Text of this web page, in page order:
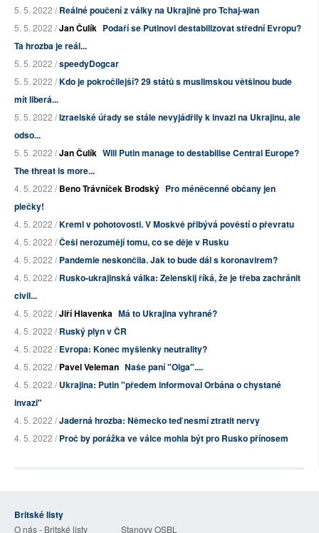
5. 5. 2022 /Reálné poučení z války na Ukrajině pro Tchaj-wan
5. 5. 2022 /Jan Čulík Podaří se Putinovi destabilizovat střední Evropu?
Ta hrozba je reál...
5. 5. 2022 /speedyDogcar
5. 5. 2022 /Kdo je pokročilejší? 29 států s muslimskou většinou bude
mít liberá...
5. 5. 2022 /Izraelské úřady se stále nevyjádřily k invazi na Ukrajinu, ale
odso...
5. 5. 2022 /Jan Čulík Will Putin manage to destabilise Central Europe?
The threat is more...
4. 5. 2022 /Beno Trávníček Brodský Pro méněcenné občany jen
plečky!
4. 5. 2022 /Kreml v pohotovosti. V Moskvě přibývá pověstí o převratu
4. 5. 2022 /Češi nerozumějí tomu, co se děje v Rusku
4. 5. 2022 /Pandemie neskončila. Jak to bude dál s koronavirem?
4. 5. 2022 /Rusko-ukrajinská válka: Zelenskij říká, že je třeba zachránit
civil...
4. 5. 2022 /Jiří Hlavenka Má to Ukrajina vyhrané?
4. 5. 2022 /Ruský plyn v ČR
4. 5. 2022 /Evropa: Konec myšlenky neutrality?
4. 5. 2022 /Pavel Veleman Naše paní "Olga"....
4. 5. 2022 /Ukrajina: Putin "předem informoval Orbána o chystané
invazi"
4. 5. 2022 /Jaderná hrozba: Německo teď nesmí ztratit nervy
4. 5. 2022 /Proč by porážka ve válce mohla být pro Rusko přínosem
Britské listy
O nás - Britské listy Stanovy OSBL